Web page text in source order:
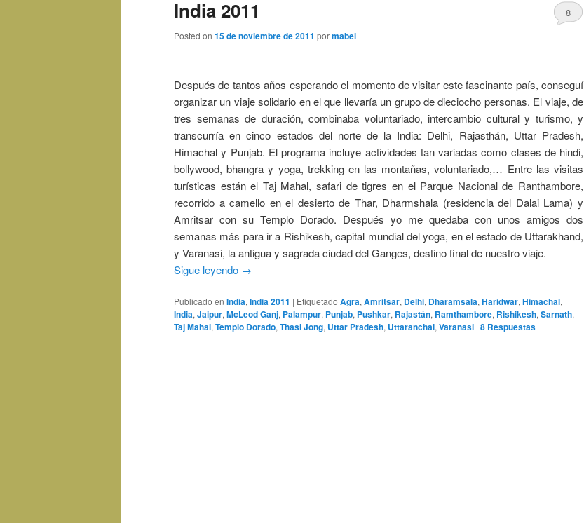
India 2011
Posted on 15 de noviembre de 2011 pormabel
8
Después de tantos años esperando el momento de visitar este fascinante país, conseguí
organizar un viaje solidario en el que llevaría un grupo de dieciocho personas. El viaje, de
tres semanas de duración, combinaba voluntariado, intercambio cultural y turismo, y
transcurría en cinco estados del norte de la India: Delhi, Rajasthán, Uttar Pradesh,
Himachal y Punjab. El programa incluye actividades tan variadas como clases de hindi,
bollywood, bhangra y yoga, trekking en las montañas, voluntariado,… Entre las visitas
turísticas están el Taj Mahal, safari de tigres en el Parque Nacional de Ranthambore,
recorrido a camello en el desierto de Thar, Dharmshala (residencia del Dalai Lama) y
Amritsar con su Templo Dorado. Después yo me quedaba con unos amigos dos
semanas más para ir a Rishikesh, capital mundial del yoga, en el estado de Uttarakhand,
y Varanasi, la antigua y sagrada ciudad del Ganges, destino final de nuestro viaje.
Sigue leyendo →
Publicado en India, India 2011 | Etiquetado Agra, Amritsar, Delhi, Dharamsala, Haridwar, Himachal,
India, Jaipur, McLeod Ganj, Palampur, Punjab, Pushkar, Rajastán, Ramthambore, Rishikesh, Sarnath,
Taj Mahal, Templo Dorado, Thasi Jong, Uttar Pradesh, Uttaranchal, Varanasi | 8 Respuestas